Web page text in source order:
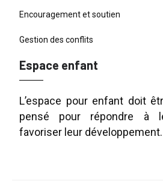
Encouragement et soutien
Gestion des conflits
Espace enfant
L’espace pour enfant doit
pensé pour répondre à
favoriser leur développement.